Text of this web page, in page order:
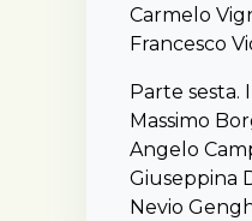
Carmelo
Francesco
Parte
Massimo
Angelo
Giuseppina
Nevio